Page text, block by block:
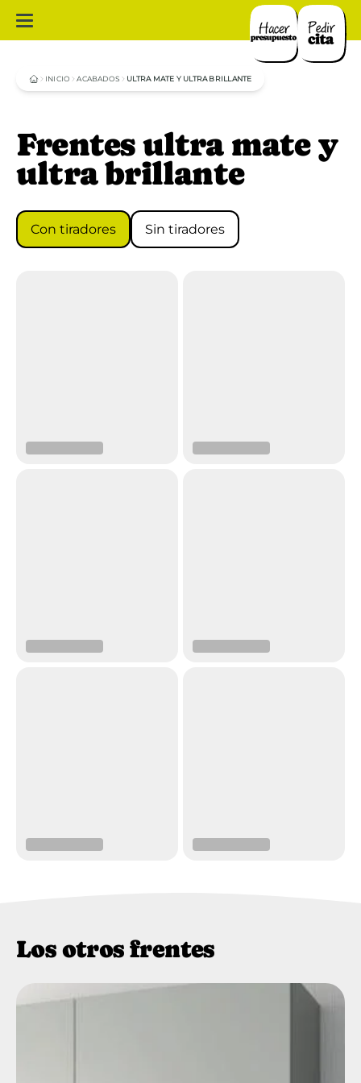
INICIO ACABADOS ULTRA MATE Y ULTRA BRILLANTE
Frentes ultra mate y
ultra brillante
Con tiradores Sin tiradores
Los otros frentes